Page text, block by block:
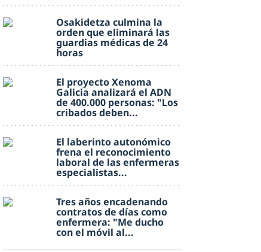
Osakidetza culmina la
orden que eliminará las
guardias médicas de 24
horas
El proyecto Xenoma
Galicia analizará el ADN
de 400.000 personas: "Los
cribados deben...
El laberinto autonómico
frena el reconocimiento
laboral de las enfermeras
especialistas...
Tres años encadenando
contratos de días como
enfermera: "Me ducho
con el móvil al...